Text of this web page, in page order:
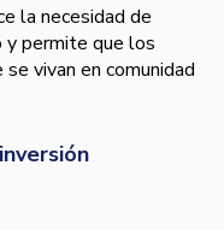
la necesidad de
y permite que los
vivan en comunidad